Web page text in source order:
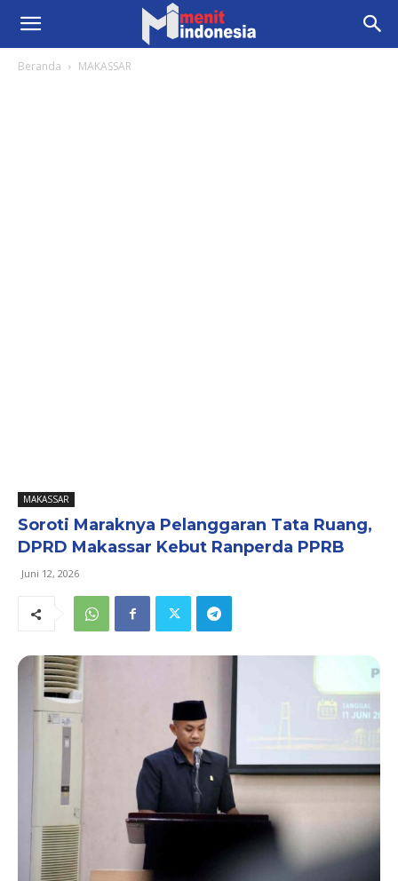
Beranda MAKASSAR
MAKASSAR
Soroti Maraknya Pelanggaran Tata Ruang,
DPRD Makassar Kebut Ranperda PPRB
Juni 12, 2026